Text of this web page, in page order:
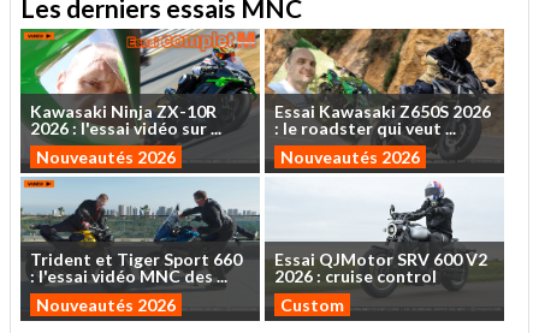
Les derniers essais MNC
Kawasaki NinjaZX-10R
2026: l'essaividéo sur...
Nouveautés 2026
Essai Kawasaki Z650S 2026
: le roadsterquiveut ...
Nouveautés 2026
Trident et TigerSport 660
: l'essaividéo MNCdes...
Nouveautés 2026
EssaiQJMotorSRV 600V2
2026 : cruise control
Custom